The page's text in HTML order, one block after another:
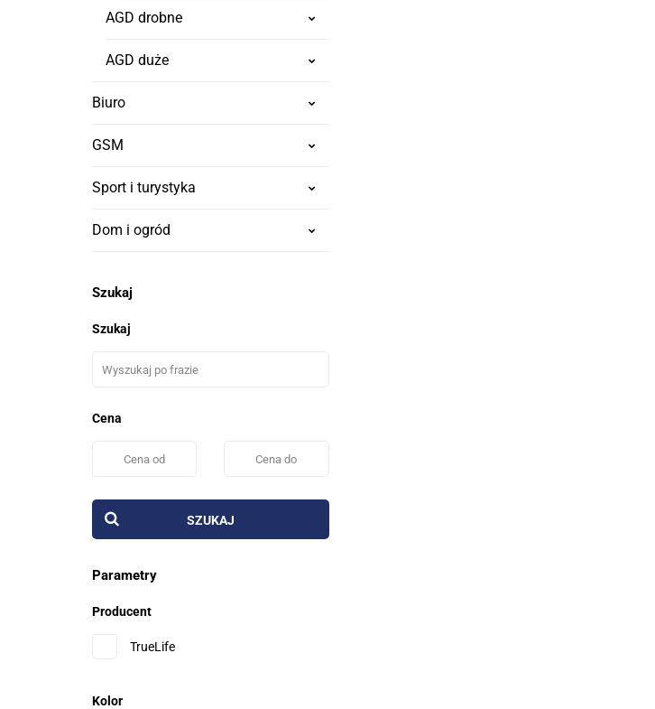
AGD drobne
AGD duże
Biuro
GSM
Sport i turystyka
Dom i ogród
Szukaj
Szukaj
Cena
SZUKAJ
Parametry
Producent
TrueLife
Kolor